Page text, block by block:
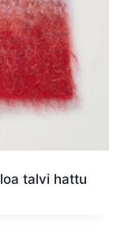
talvi hattu